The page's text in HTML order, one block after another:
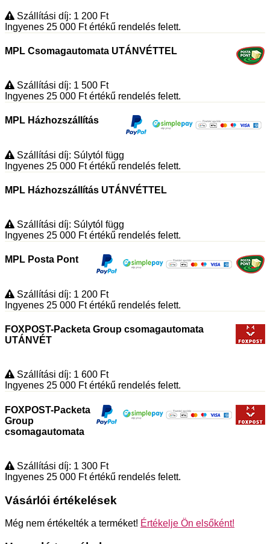
Szállítási díj: 1 200 Ft
Ingyenes 25 000 Ftértékű rendelés felett.
MPL Csomagautomata UTÁNVÉTTEL
Szállítási díj: 1 500 Ft
Ingyenes 25 000 Ftértékű rendelés felett.
MPL Házhozszállítás
Szállítási díj: Súlytól függ
Ingyenes 25 000 Ftértékű rendelés felett.
MPL Házhozszállítás UTÁNVÉTTEL
Szállítási díj: Súlytól függ
Ingyenes 25 000 Ftértékű rendelés felett.
MPL Posta Pont
Szállítási díj: 1 200 Ft
Ingyenes 25 000 Ftértékű rendelés felett.
FOXPOST-Packeta Group csomagautomata
UTÁNVÉT
Szállítási díj: 1 600 Ft
Ingyenes 25 000 Ftértékű rendelés felett.
FOXPOST-Packeta
Group
csomagautomata
Szállítási díj: 1 300 Ft
Ingyenes 25 000 Ftértékű rendelés felett.
Vásárlói értékelések
Még nem értékelték a terméket! Értékelje Ön elsőként!